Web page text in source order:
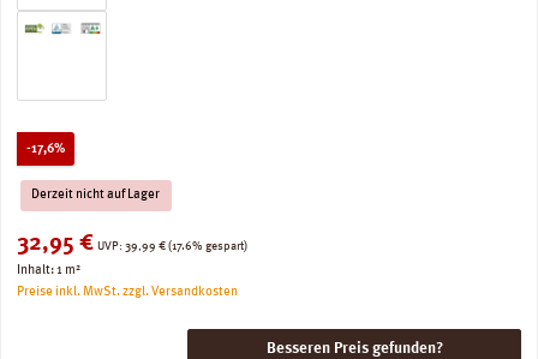
-17,6%Rabatt
Derzeit nicht auf Lager
Verkaufspreis:
32,95 € UVP: Regulärer Preis:
39,99 € (17.6% gespart)
Inhalt:1 m²
Preise inkl. MwSt. zzgl. Versandkosten
Besseren Preis gefunden?